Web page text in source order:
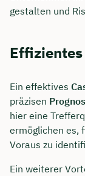
gestalten und
Ein effektives
präzisen
hier eine
ermöglichen es,
Voraus zu
Ein weiterer